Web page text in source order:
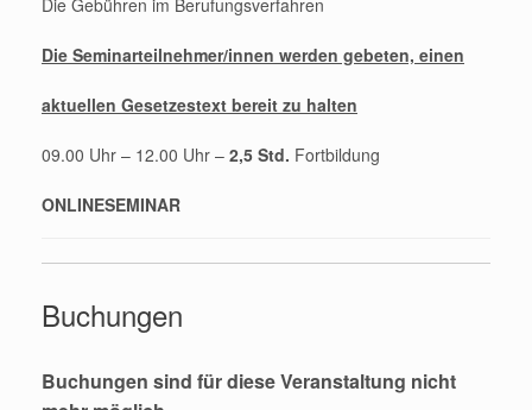
Die Gebühren im Berufungsverfahren
Die Seminarteilnehmer/innen werden gebeten, einen
aktuellen Gesetzestext bereit zu halten
09.00 Uhr – 12.00 Uhr – 2,5 Std. Fortbildung
ONLINESEMINAR
Buchungen
Buchungen sind für diese Veranstaltung nicht